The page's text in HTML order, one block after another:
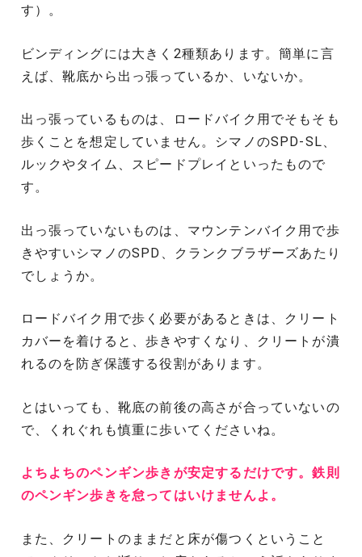
す）。
ビンディングには大きく2種類あります。簡単に言
えば、靴底から出っ張っているか、いないか。
出っ張っているものは、ロードバイク用でそもそも
歩くことを想定していません。シマノのSPD-SL、
ルックやタイム、スピードプレイといったもので
す。
出っ張っていないものは、マウンテンバイク用で歩
きやすいシマノのSPD、クランクブラザーズあたり
でしょうか。
ロードバイク用で歩く必要があるときは、クリート
カバーを着けると、歩きやすくなり、クリートが潰
れるのを防ぎ保護する役割があります。
とはいっても、靴底の前後の高さが合っていないの
で、くれぐれも慎重に歩いてくださいね。
よちよちのペンギン歩きが安定するだけです。鉄則
のペンギン歩きを怠ってはいけませんよ。
また、クリートのままだと床が傷つくということ